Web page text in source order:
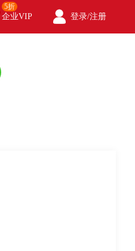
企业VIP
5折
 登录/注册